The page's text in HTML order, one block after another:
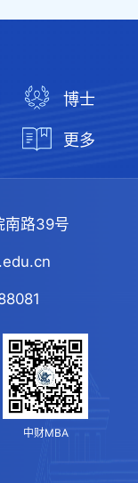
博士
更多
南路39号
中财MBA